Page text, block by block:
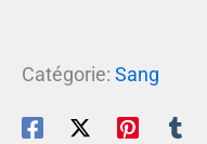
Catégorie: Sang